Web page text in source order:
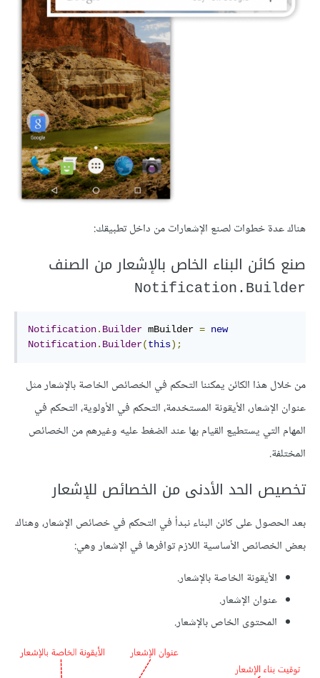
هناك عدة خطوات لصنع الإشعارات من داخل تطبيقك:
صنع كائن البناء الخاص بالإشعار من الصنف
Notification.Builder
Notification. Builder mBuilder = new
Notification. Builder(this);
من خلال هذا الكائن يمكننا التحكم في الخصائص الخاصة بالإشعار مثل
عنوان الإشعار، الأيقونة المستخدمة، التحكم في الأولوية، التحكم في
المهام التي يستطيع القيام بها عند الضغط عليه وغيرهم من الخصائص
المختلفة.
تخصيص الحد الأدنى من الخصائص للإشعار
بعد الحصول على كائن البناء نبدأ في التحكم في خصائص الإشعار، وهناك
بعض الخصائص الأساسية اللازم توافرها في الإشعار وهي:
الأيقونة الخاصة بالإشعار.
عنوان الإشعار.
المحتوى الخاص بالإشعار.